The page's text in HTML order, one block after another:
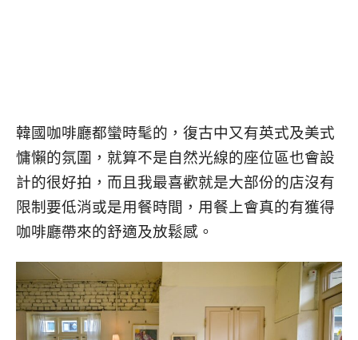
韓國咖啡廳都蠻時髦的，復古中又有英式及美式
慵懶的氛圍，就算不是自然光線的座位區也會設
計的很好拍，而且我最喜歡就是大部份的店沒有
限制要低消或是用餐時間，用餐上會真的有獲得
咖啡廳帶來的舒適及放鬆感。